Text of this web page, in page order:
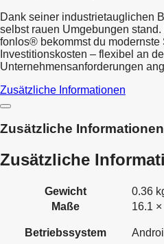
Dank seiner industrietauglichen
selbst rauen Umgebungen
fonlos® bekommst du
Investitionskosten – flexibel an
Unternehmensanforderungen
Zusätzliche Informationen
Zusätzliche Informationen
Zusätzliche
Gewicht
0.36
Maße
16.1
Betriebssystem